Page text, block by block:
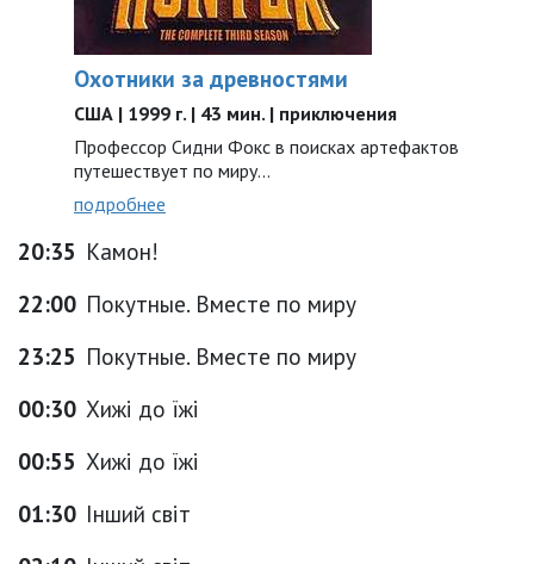
Охотники за древностями
США | 1999 г. | 43 мин. | приключения
Профессор Сидни Фокс в поисках артефактов
путешествует по миру...
подробнее
20:35 Камон!
22:00 Покутные. Вместе по миру
23:25 Покутные. Вместе по миру
00:30 Хижі до їжі
00:55 Хижі до їжі
01:30 Інший світ